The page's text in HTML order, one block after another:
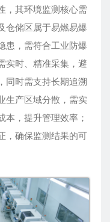
，其环境监测核心需
仓储区属于易燃易爆
患，需符合工业防爆
实时、精准采集，避
同时需支持长期追溯
生产区域分散，需实
本，提升管理效率；
，确保监测结果的可